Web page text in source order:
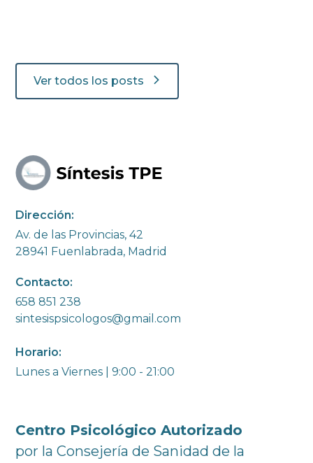
Educación no violenta. El buen trato
Debido a la dependencia biológico, psicosocial y
tipos psicológicos y desatentos.
Leer Post
Ver todos los posts
Dirección:
Av. de las Provincias, 42
28941 Fuenlabrada, Madrid
Contacto:
658 851 238
sintesispsicologos@gmail.com
Horario:
Lunes a Viernes | 9:00 - 21:00
Centro Psicológico Autorizado
por la Consejería de Sanidad de la